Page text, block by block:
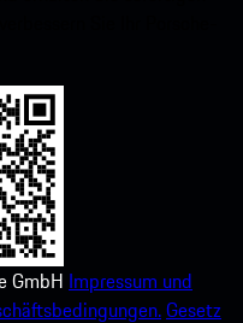
GmbH Impressum und
Gesetz